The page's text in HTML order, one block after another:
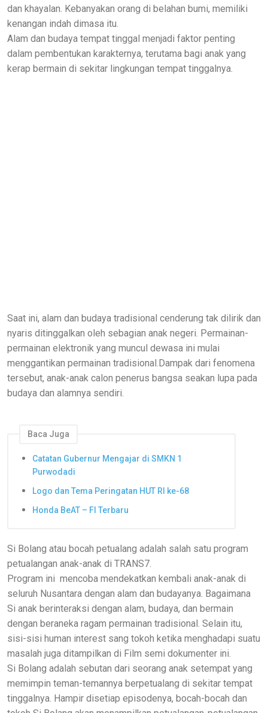
dan khayalan. Kebanyakan orang di belahan bumi, memiliki
kenangan indah dimasa itu.
Alam dan budaya tempat tinggal menjadi faktor penting
dalam pembentukan karakternya, terutama bagi anak yang
kerap bermain di sekitar lingkungan tempat tinggalnya.
Saat ini, alam dan budaya tradisional cenderung tak dilirik dan
nyaris ditinggalkan oleh sebagian anak negeri. Permainan-
permainan elektronik yang muncul dewasa ini mulai
menggantikan permainan tradisional.Dampak dari fenomena
tersebut, anak-anak calon penerus bangsa seakan lupa pada
budaya dan alamnya sendiri.
Baca Juga
Catatan Gubernur Mengajar di SMKN 1
Purwodadi
Logo dan Tema Peringatan HUT RI ke-68
Honda BeAT – FI Terbaru
Si Bolang atau bocah petualang adalah salah satu program
petualangan anak-anak di TRANS7.
Program ini mencoba mendekatkan kembali anak-anak di
seluruh Nusantara dengan alam dan budayanya. Bagaimana
Si anak berinteraksi dengan alam, budaya, dan bermain
dengan beraneka ragam permainan tradisional. Selain itu,
sisi-sisi human interest sang tokoh ketika menghadapi suatu
masalah juga ditampilkan di Film semi dokumenter ini.
Si Bolang adalah sebutan dari seorang anak setempat yang
memimpin teman-temannya berpetualang di sekitar tempat
tinggalnya. Hampir disetiap episodenya, bocah-bocah dan